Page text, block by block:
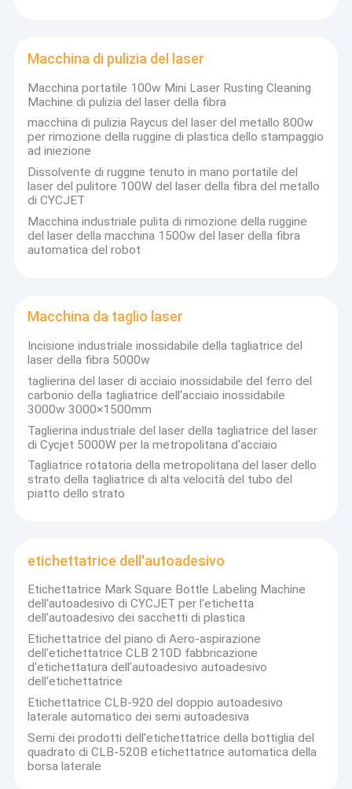
Stampatore Consumables
Macchina di pulizia del laser
Macchina portatile 100w Mini Laser Rusting Cleaning
Machine di pulizia del laser della fibra
macchina di pulizia Raycus del laser del metallo 800w
per rimozione della ruggine di plastica dello stampaggio
ad iniezione
Dissolvente di ruggine tenuto in mano portatile del
laser del pulitore 100W del laser della fibra del metallo
di CYCJET
Macchina industriale pulita di rimozione della ruggine
del laser della macchina 1500w del laser della fibra
automatica del robot
Macchina da taglio laser
Incisione industriale inossidabile della tagliatrice del
laser della fibra 5000w
taglierina del laser di acciaio inossidabile del ferro del
carbonio della tagliatrice dell'acciaio inossidabile
3000w 3000×1500mm
Taglierina industriale del laser della tagliatrice del laser
di Cycjet 5000W per la metropolitana d'acciaio
Tagliatrice rotatoria della metropolitana del laser dello
strato della tagliatrice di alta velocità del tubo del
piatto dello strato
etichettatrice dell'autoadesivo
Etichettatrice Mark Square Bottle Labeling Machine
dell'autoadesivo di CYCJET per l'etichetta
dell'autoadesivo dei sacchetti di plastica
Etichettatrice del piano di Aero-aspirazione
dell'etichettatrice CLB 210D fabbricazione
d'etichettatura dell'autoadesivo autoadesivo
dell'etichettatrice
Etichettatrice CLB-920 del doppio autoadesivo
laterale automatico dei semi autoadesiva
Semi dei prodotti dell'etichettatrice della bottiglia del
quadrato di CLB-520B etichettatrice automatica della
borsa laterale
Come impresa alta tecnologia, i prodotti di serie di CYCJET sono
Gran-Bretagna, la Francia, la Germania, la Malesia, Singapore,
l'Indonesia, gli Emirati Arabi Uniti, l'Arabia Saudita, il Brasile, ecc…
Ricevuto altamente lodato dai clienti domestici e stranieri.